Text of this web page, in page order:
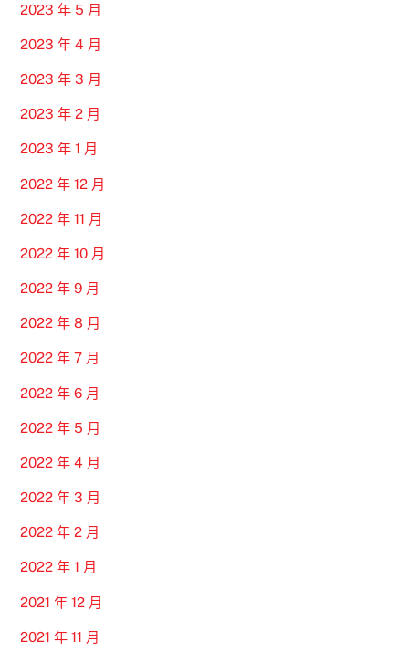
2023 年 5 月
2023 年 4 月
2023 年 3 月
2023 年 2 月
2023 年 1 月
2022 年 12 月
2022 年 11 月
2022 年 10 月
2022 年 9 月
2022 年 8 月
2022 年 7 月
2022 年 6 月
2022 年 5 月
2022 年 4 月
2022 年 3 月
2022 年 2 月
2022 年 1 月
2021 年 12 月
2021 年 11 月